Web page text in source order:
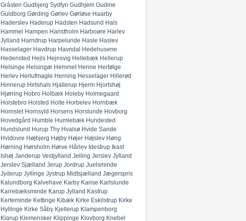
Gråsten Gudbjerg Sydfyn Gudhjem Gudme
Guldborg Gørding Gørlev Gørløse Haarby
Haderslev Haderup Hadsten Hadsund Hals
Hammel
Hampen Hanstholm Harboøre Harlev
Jylland Harndrup Harpelunde Hasle Haslev
Hasselager Havdrup Havndal Hedehusene
Hedensted Hejls Hejnsvig Hellebæk Hellerup
Helsinge Helsingør Hemmet Henne Herfølge
Herlev Herlufmagle Herning Hesselager Hillerød
Hinnerup Hirtshals Hjallerup Hjerm Hjortshøj
Hjørring Hobro Holbæk Holeby Holmegaard
Holstebro Holsted Holte Horbelev Hornbæk
Hornslet Hornsyld Horsens Horslunde Hovborg
Hovedgård Humble Humlebæk Hundested
Hundslund Hurup Thy Hvalsø Hvide Sande
Hvidovre Højbjerg Højby Højer Højslev Høng
Hørning Hørsholm Hørve Hårlev Idestrup Ikast
Ishøj Janderup Vestjylland Jelling Jerslev Jylland
Jerslev Sjælland Jerup Jordrup Juelsminde
Jyderup Jyllinge Jystrup Midtsjælland Jægerspris
Kalundborg Kalvehave Karby Karise Karlslunde
Karrebæksminde Karup Jylland Kastrup
Kerteminde Kettinge Kibæk Kirke Eskilstrup Kirke
Hyllinge Kirke Såby Kjellerup Klampenborg
Klarup Klemensker Klippinge Klovborg Knebel